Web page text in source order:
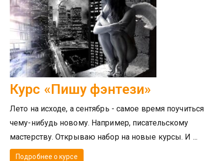
Курс «Пишу фэнтези»
Лето на исходе, а сентябрь - самое время поучиться
чему-нибудь новому. Например, писательскому
мастерству. Открываю набор на новые курсы. И ...
Подробнее о курсе